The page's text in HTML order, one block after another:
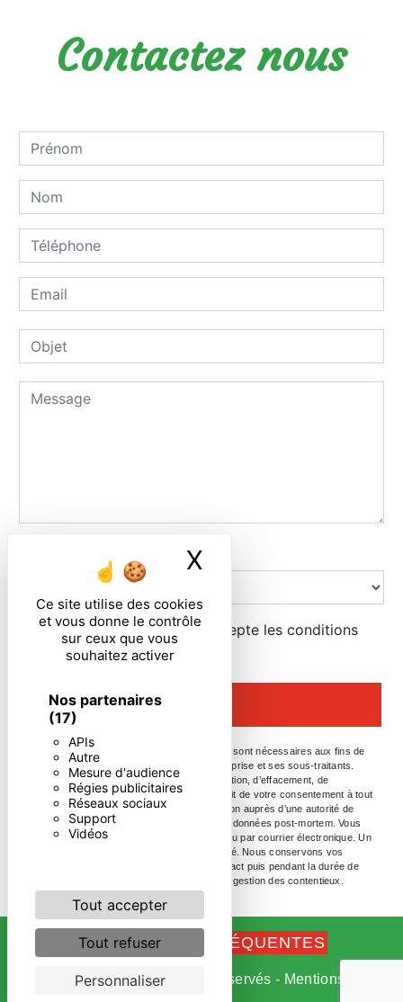
Ce site utilise des cookies
et vous donne le contrôle
sur ceux que vous
souhaitez activer
Nos partenaires
(17)
APIs
Autre
Mesure d'audience
Régies publicitaires
Réseaux sociaux
Support
Vidéos
Tout accepter
Tout refuser
Personnaliser
X
Contactez nous
Combien font neuf plus quatre
En cochant cette case, j'accepte les conditions
particulières ci-dessous **
** Les données personnelles communiquées sont nécessaires aux fins de
vous contacter. Elles sont destinées à l'entreprise et ses sous-traitants.
Vous disposez de droits d’accès, de rectification, d’effacement, de
portabilité, de limitation, d’opposition, de retrait de votre consentement à tout
moment et du droit d’introduire une réclamation auprès d’une autorité de
contrôle, ainsi que d’organiser le sort de vos données post-mortem. Vous
pouvez exercer ces droits par voie postale ou par courrier électronique. Un
justificatif d'identité pourra vous être demandé. Nous conservons vos
données pendant la période de prise de contact puis pendant la durée de
prescription légale aux fins probatoires et de gestion des contentieux.
RECHERCHES FRÉQUENTES
Vistalid- 2026 - Tous droits réservés - Mentions